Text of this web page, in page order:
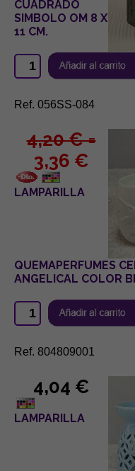
CUADRADO
SIMBOLO OM 8 X
11 CM.
Ref. 056SS-084
4,20 € =
3,36 €
LAMPARILLA
QUEMAPERFUMES
ANGELICAL COLOR
Ref. 804809001
4,04 €
LAMPARILLA